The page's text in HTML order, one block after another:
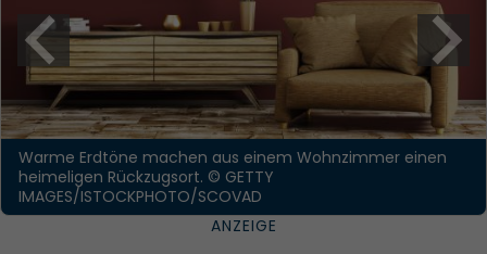
Warme Erdtöne machen aus einem Wohnzimmer einen
heimeligen Rückzugsort. © GETTY
IMAGES/ISTOCKPHOTO/SCOVAD